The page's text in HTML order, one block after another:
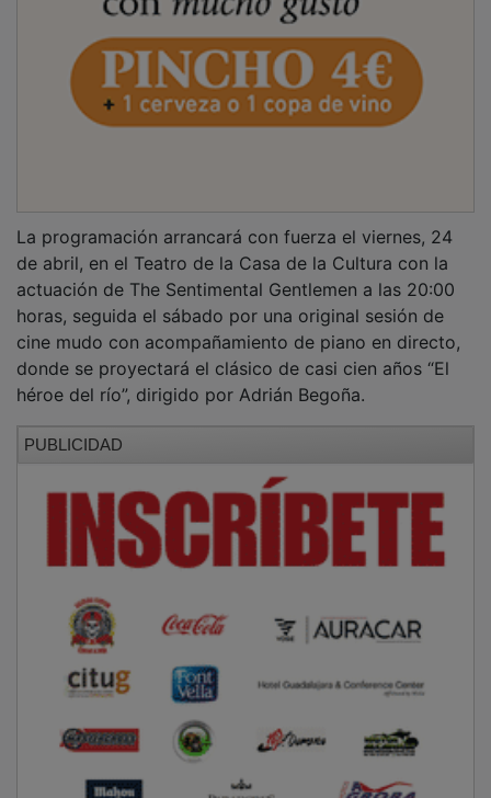
de abril, en el Teatro de la Casa de la Cultura con la
actuación de The Sentimental Gentlemen a las 20:00
horas, seguida el sábado por una original sesión de
cine mudo con acompañamiento de piano en directo,
donde se proyectará el clásico de casi cien años “El
héroe del río”, dirigido por Adrián Begoña.